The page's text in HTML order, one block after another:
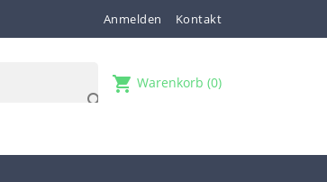
Anmelden Kontakt
shopping_cart Warenkorb (0)
